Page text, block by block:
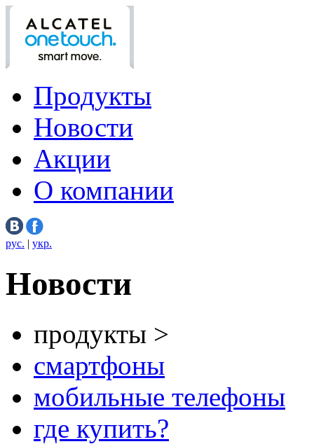
Продукты
Новости
Акции
О компании
рус. | укр.
Новости
продукты >
смартфоны
мобильные телефоны
где купить?